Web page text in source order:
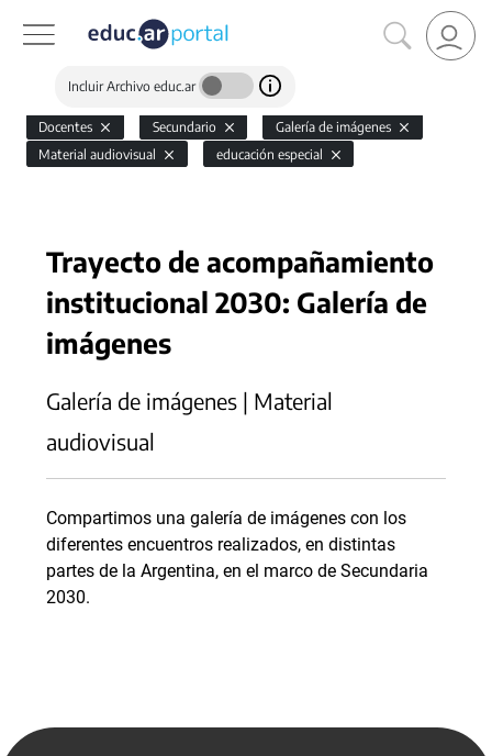
Incluir Archivo educ.ar
Docentes Secundario
Galería de imágenes
Material audiovisual
educación especial
Trayecto de acompañamiento
institucional 2030: Galería de
imágenes
Galería de imágenes | Material
audiovisual
Compartimos una galería de imágenes con los
diferentes encuentros realizados, en distintas
partes de la Argentina, en el marco de Secundaria
2030.